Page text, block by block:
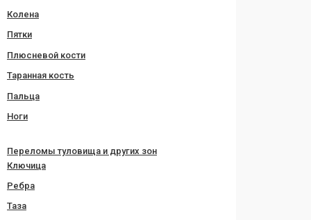
Колена
Пятки
Плюсневой кости
Таранная кость
Пальца
Ноги
Переломы туловища и других зон
Ключица
Ребра
Таза